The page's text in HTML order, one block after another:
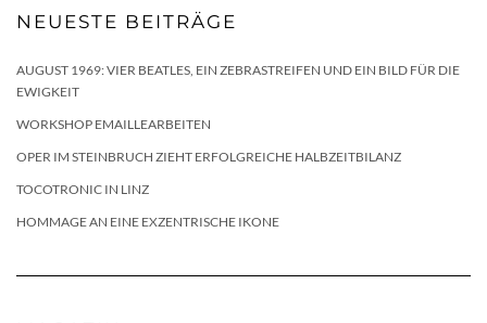
NEUESTE BEITRÄGE
AUGUST 1969: VIER BEATLES, EIN ZEBRASTREIFEN UND EIN BILD FÜR DIE
EWIGKEIT
WORKSHOP EMAILLEARBEITEN
OPER IM STEINBRUCH ZIEHT ERFOLGREICHE HALBZEITBILANZ
TOCOTRONIC IN LINZ
HOMMAGE AN EINE EXZENTRISCHE IKONE